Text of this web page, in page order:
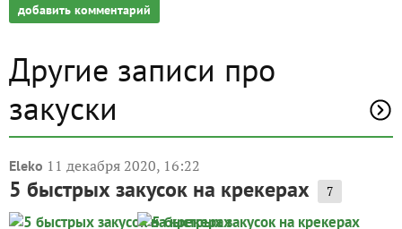
добавить комментарий
Другие записи про
закуски
Eleko 11 декабря 2020, 16:22
5 быстрых закусок на крекерах 7